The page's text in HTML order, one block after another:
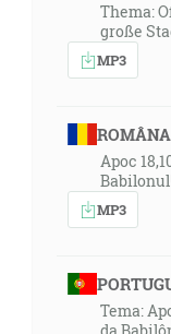
Thema:
große
MP3
ROMÂNA
Apoc
MP3
Tema: